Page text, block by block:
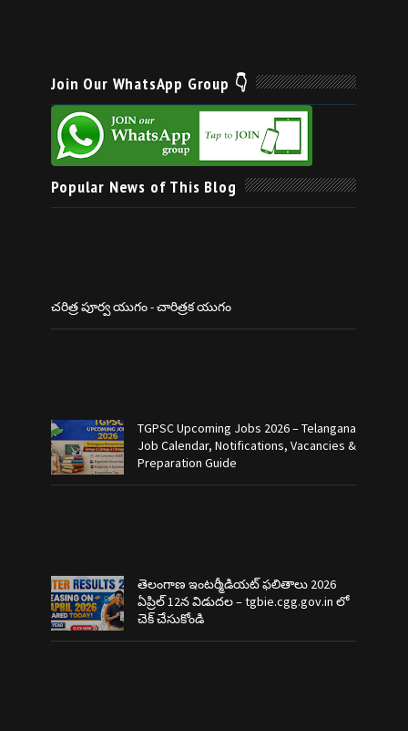
Join Our WhatsApp Group 👇
Popular News of This Blog
చరిత్ర పూర్వ యుగం - చారిత్రక యుగం
TGPSC Upcoming Jobs 2026 – Telangana
Job Calendar, Notifications, Vacancies &
Preparation Guide
తెలంగాణ ఇంటర్మీడియట్ ఫలితాలు 2026
ఏప్రిల్ 12న విడుదల – tgbie.cgg.gov.in లో
చెక్ చేసుకోండి